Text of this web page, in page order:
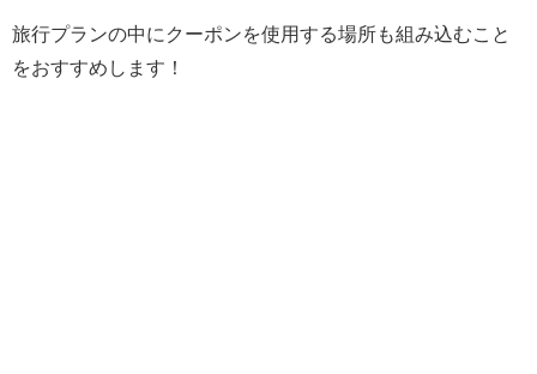
旅行プランの中にクーポンを使用する場所も組み込むこと
をおすすめします！